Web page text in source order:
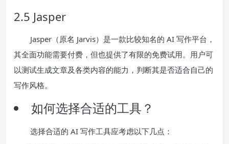
2.5 Jasper
Jasper（原名 Jarvis）是一款比较知名的 AI 写作平台，
其全面功能需要付费，但也提供了有限的免费试用。用户可
以测试生成文章及各类内容的能力，判断其是否适合自己的
写作风格。
如何选择合适的工具？
选择合适的 AI 写作工具应考虑以下几点：